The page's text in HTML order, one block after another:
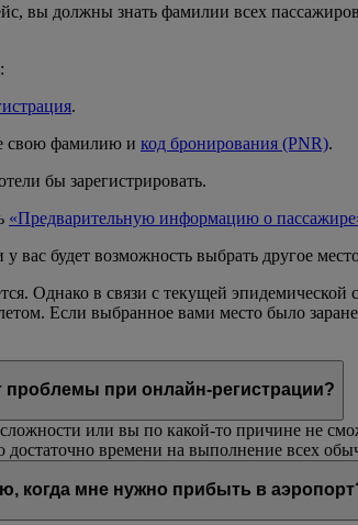
вы должны знать фамилии всех
.
свою фамилию и код бронирования (PNR).
бы зарегистрировать.
«Предварительную информацию о
вас будет возможность выбрать другое
Однако в связи с текущей
Если выбранное вами место было
проблемы при онлайн-регистрации?
или вы по какой-то причине не
времени на выполнение всех
когда мне нужно прибыть в